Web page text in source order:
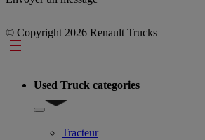
© Copyright 2026 Renault Trucks
Footer
Used Truck categories
Show submenu for Used Truck categories
Tracteur